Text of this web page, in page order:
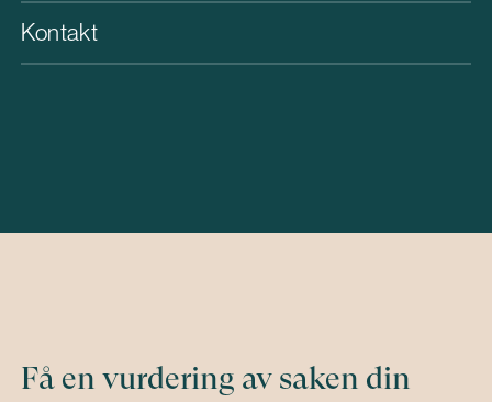
Kontakt
Få en vurdering av saken din